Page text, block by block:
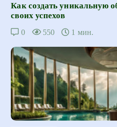
Как создать уникальную
своих успехов
0 550 1 мин.